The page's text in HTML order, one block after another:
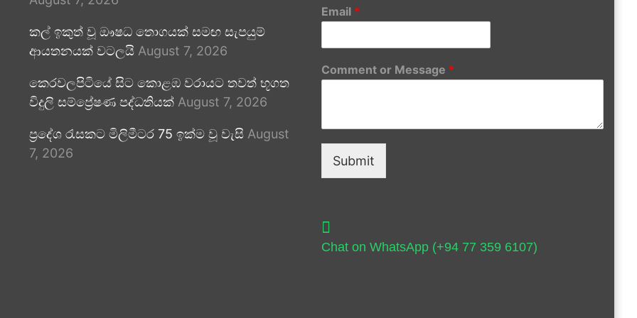
කල් ඉකුත් වූ ඖෂධ තොගයක් සමඟ සැපයුම්
ආයතනයක් වටලයි August 7, 2026
කෙරවලපිටියේ සිට කොළඹ වරායට තවත් භූගත
විදුලි සම්ප්‍රේෂණ පද්ධතියක් August 7, 2026
ප්‍රදේශ රැසකට මිලිමීටර 75 ඉක්ම වූ වැසි August
7, 2026
Email *
Comment or Message *
Submit
Chat on WhatsApp (+94 77 359 6107)